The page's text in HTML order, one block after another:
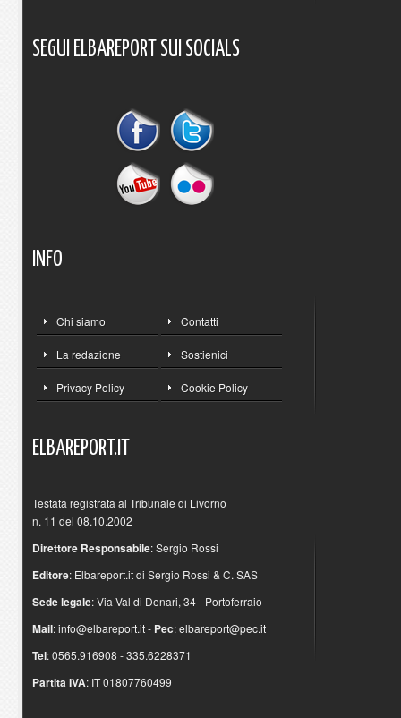
SEGUI ELBAREPORT SUI SOCIALS
INFO
Chi siamo Contatti
La redazione Sostienici
Privacy Policy Cookie Policy
ELBAREPORT.IT
Testata registrata al Tribunale di Livorno
n. 11 del 08.10.2002
Direttore Responsabile: Sergio Rossi
Editore: Elbareport.it di Sergio Rossi & C. SAS
Sede legale: Via Val di Denari, 34 - Portoferraio
Mail:info@elbareport.it- Pec:elbareport@pec.it
Tel: 0565.916908 - 335.6228371
Partita IVA: IT 01807760499